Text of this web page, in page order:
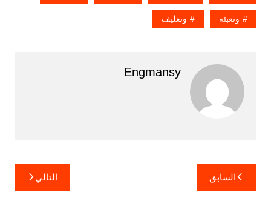
وتعبئة وتغليف
Engmansy
تصفّح
المقالات
السابق التالي